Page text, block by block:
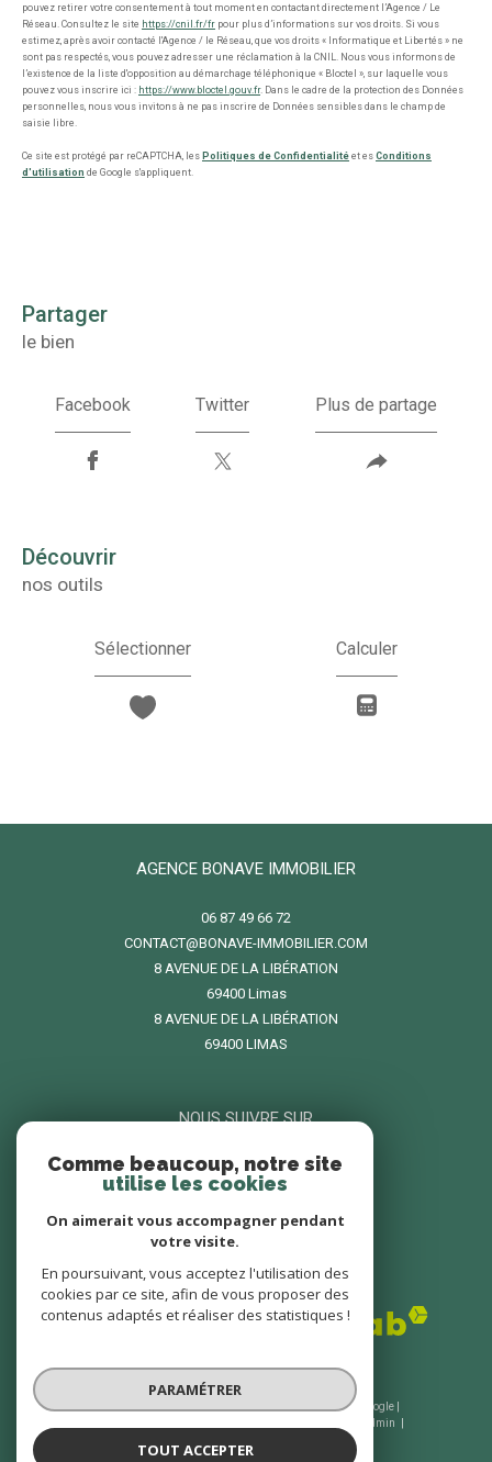
pouvez retirer votre consentement à tout moment en contactant directement l’Agence / Le
Réseau. Consultez le site https://cnil.fr/fr pour plus d’informations sur vos droits. Si vous
estimez, après avoir contacté l'Agence / le Réseau, que vos droits « Informatique et Libertés » ne
sont pas respectés, vous pouvez adresser une réclamation à la CNIL. Nous vous informons de
l’existence de la liste d'opposition au démarchage téléphonique « Bloctel », sur laquelle vous
pouvez vous inscrire ici : https://www.bloctel.gouv.fr. Dans le cadre de la protection des Données
personnelles, nous vous invitons à ne pas inscrire de Données sensibles dans le champ de
saisie libre.
Ce site est protégé par reCAPTCHA, les Politiques de Confidentialité et es Conditions
d'utilisation de Google s'appliquent.
partager
le bien
Facebook Twitter Plus de partage
découvrir
nos outils
Sélectionner Calculer
AGENCE BONAVE IMMOBILIER
06 87 49 66 72
CONTACT@BONAVE-IMMOBILIER.COM
8 AVENUE DE LA LIBÉRATION
69400
limas
8 AVENUE DE LA LIBÉRATION
69400 LIMAS
NOUS SUIVRE SUR
ADHÉRENTS
© 2026 | Tous droits réservés | Traduction powered by Google |
Admin
Comme beaucoup, notre site
utilise les cookies
On aimerait vous accompagner pendant
votre visite.
En poursuivant, vous acceptez l'utilisation des
cookies par ce site, afin de vous proposer des
contenus adaptés et réaliser des statistiques !
PARAMÉTRER
TOUT ACCEPTER